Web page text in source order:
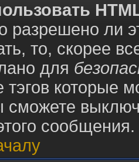
разрешено ли
то, скорее
для
тэгов которые
сможете
сообщения.